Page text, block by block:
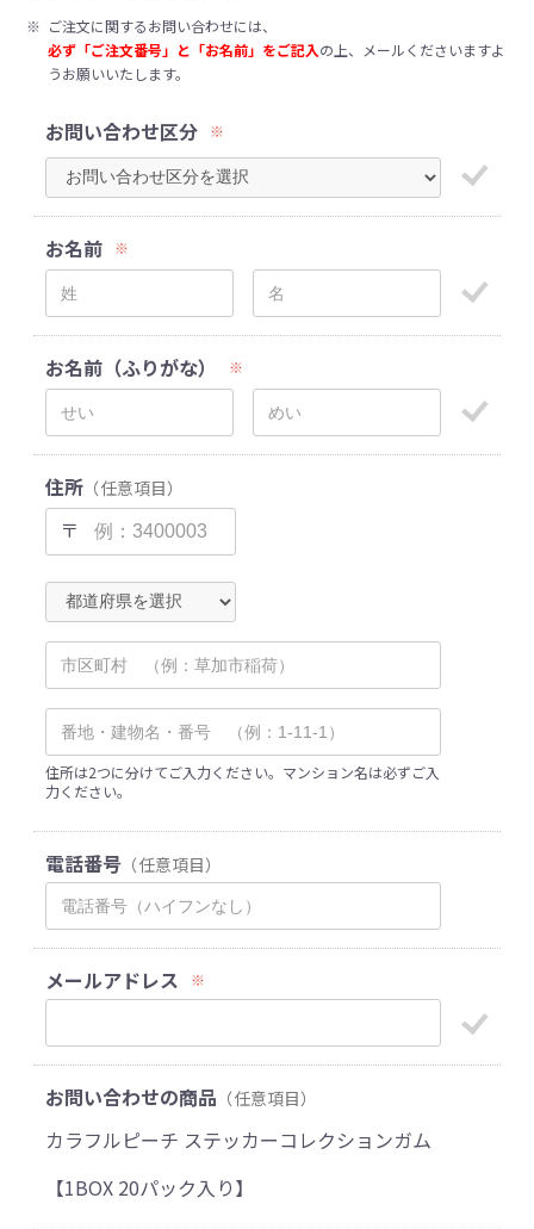
※ ご注文に関するお問い合わせには、
必ず「ご注文番号」と「お名前」をご記入の上、メールくださいますよ
うお願いいたします。
お問い合わせ区分 ※
お名前 ※
お名前（ふりがな） ※
住所 （任意項目）
〒
住所は2つに分けてご入力ください。マンション名は必ずご入
力ください。
電話番号 （任意項目）
メールアドレス ※
お問い合わせの商品 （任意項目）
カラフルピーチ ステッカーコレクションガム
【1BOX 20パック入り】